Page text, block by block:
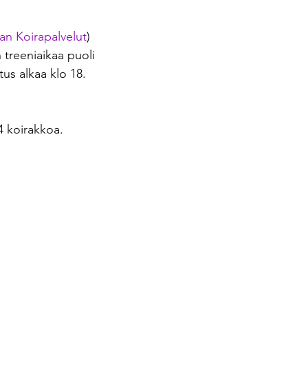
Koirapalvelut)
treeniaikaa puoli
alkaa klo 18.
koirakkoa.